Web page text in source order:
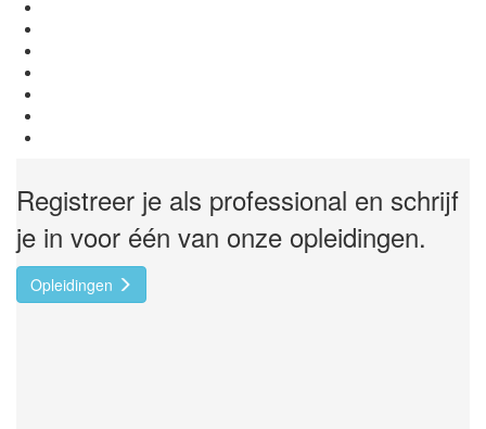
Registreer je als professional en schrijf
je in voor één van onze opleidingen.
Opleidingen